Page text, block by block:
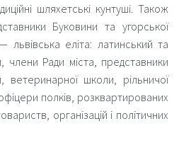
шляхетські кунтуші. Також
Буковини та угорської
львівська еліта: латинський та
члени Ради міста, представники
ветеринарної школи, рільничої
полків, розквартированих
організацій і політичних